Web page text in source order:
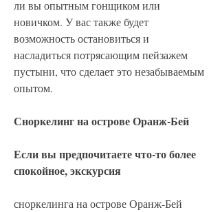
ли вы опытным гонщиком или
новичком. У вас также будет
возможность остановиться и
насладиться потрясающим пейзажем
пустыни, что сделает это незабываемым
опытом.
Сноркелинг на острове Оранж-Бей
Если вы предпочитаете что-то более
спокойное, экскурсия
сноркелинга на острове Оранж-Бей